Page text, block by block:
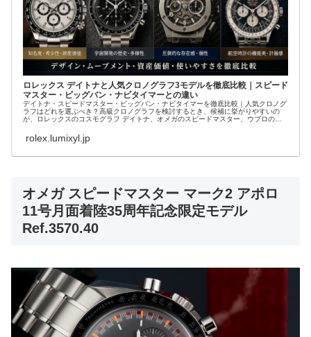
ロレックス デイトナと人気クロノグラフ3モデルを徹底比較｜スピード
マスター・ビッグバン・ナビタイマーとの違い
デイトナ・スピードマスター・ビッグバン・ナビタイマーを徹底比較｜人気クロノグ
ラフはどれを選ぶべき？高級クロノグラフを検討するとき、候補に挙がりやすいの
が、ロレックスのコスモグラフ デイトナ、オメガのスピードマスター、ウブロのビ
rolex.lumixyl.jp
オメガ スピードマスター マーク2 アポロ
11号月面着陸35周年記念限定モデル
Ref.3570.40